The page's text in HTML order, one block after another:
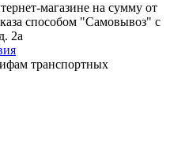
магазине на сумму от
способом "Самовывоз" с
2а
транспортных